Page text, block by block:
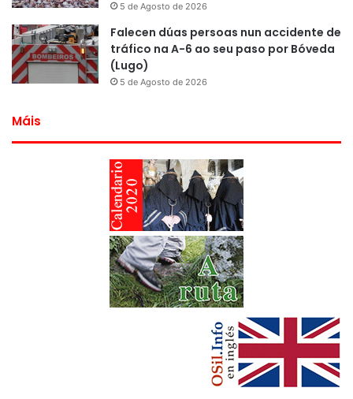
5 de Agosto de 2026
Falecen dúas persoas nun accidente de
tráfico na A-6 ao seu paso por Bóveda
(Lugo)
5 de Agosto de 2026
Máis